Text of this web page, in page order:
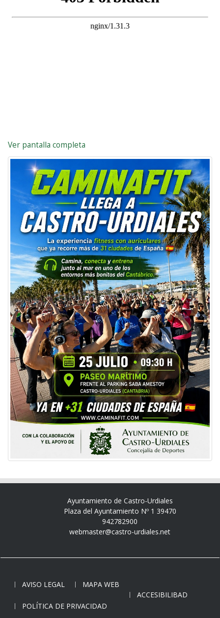
Ver pantalla completa
Ayuntamiento de Castro-Urdiales
Plaza del Ayuntamiento Nº 1 39470
942782900
webmaster@castro-urdiales.net
AVISO LEGAL
MAPA WEB
ACCESIBILIBAD
POLÍTICA DE PRIVACIDAD